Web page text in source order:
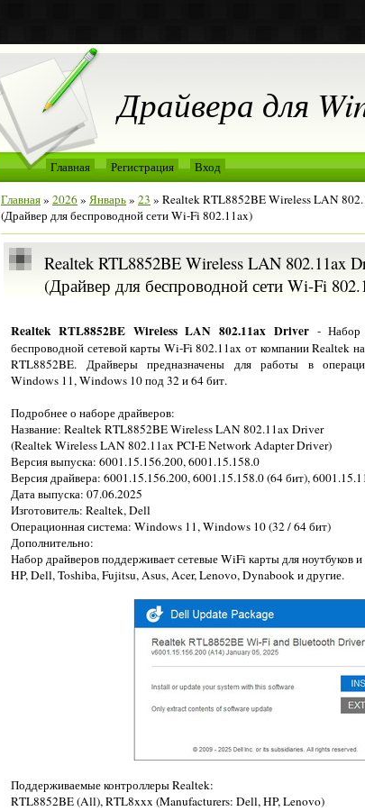
Драйвера для
Главная Регистрация
Вход
Главная» 2026» Январь» 23 » Realtek RTL8852BE Wireless LAN
(Драйвер для беспроводной сети Wi-Fi 802.11ax)
Realtek RTL8852BE Wireless LAN 802.11ax
(Драйвер для беспроводной сети Wi-Fi
Realtek RTL8852BE Wireless LAN 802.11ax Driver- Набор
беспроводной сетевой карты Wi-Fi 802.11ax от компании Realtek
RTL8852BE. Драйверы предназначены для работы в
Windows 11, Windows 10 под 32 и 64 бит.
Подробнее о наборе драйверов:
Название: Realtek RTL8852BE Wireless LAN 802.11ax Driver
(Realtek Wireless LAN 802.11ax PCI-E Network Adapter Driver)
Версия выпуска: 6001.15.156.200, 6001.15.158.0
Версия драйвера: 6001.15.156.200, 6001.15.158.0 (64 бит),
Дата выпуска: 07.06.2025
Изготовитель: Realtek, Dell
Операционная система: Windows 11, Windows 10 (32 / 64 бит)
Дополнительно:
Набор драйверов поддерживает сетевые WiFi карты для ноутбуков
HP, Dell, Toshiba, Fujitsu, Asus, Acer, Lenovo, Dynabook и другие.
Поддерживаемые контроллеры Realtek:
RTL8852BE (All), RTL8xxx (Manufacturers: Dell, HP, Lenovo)